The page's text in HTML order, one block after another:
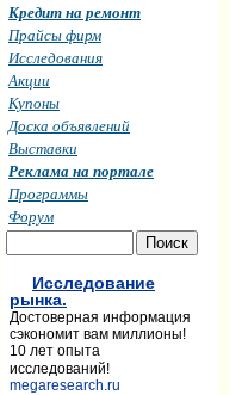
Кредит на ремонт
Прайсы фирм
Исследования
Акции
Купоны
Доска объявлений
Выставки
Реклама на портале
Программы
Форум
Исследование
рынка.
Достоверная информация
сэкономит вам миллионы!
10 лет опыта
исследований!
megaresearch.ru